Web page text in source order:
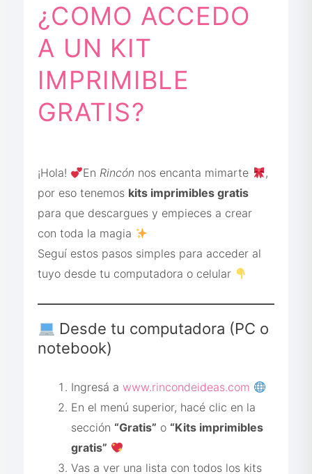
¿COMO ACCEDO
A UN KIT
IMPRIMIBLE
GRATIS?
¡Hola! En Rincón nos encanta mimarte
,
por eso tenemos kits imprimibles gratis
para que descargues y empieces a crear
con toda la magia
Seguí estos pasos simples para acceder al
tuyo desde tu computadora o celular
Desde tu computadora (PC o
notebook)
Ingresá awww.rincondeideas.com
En el menú superior, hacé clic en la
sección “Gratis” o “Kits imprimibles
gratis”
Vas a ver una lista con todos los kits